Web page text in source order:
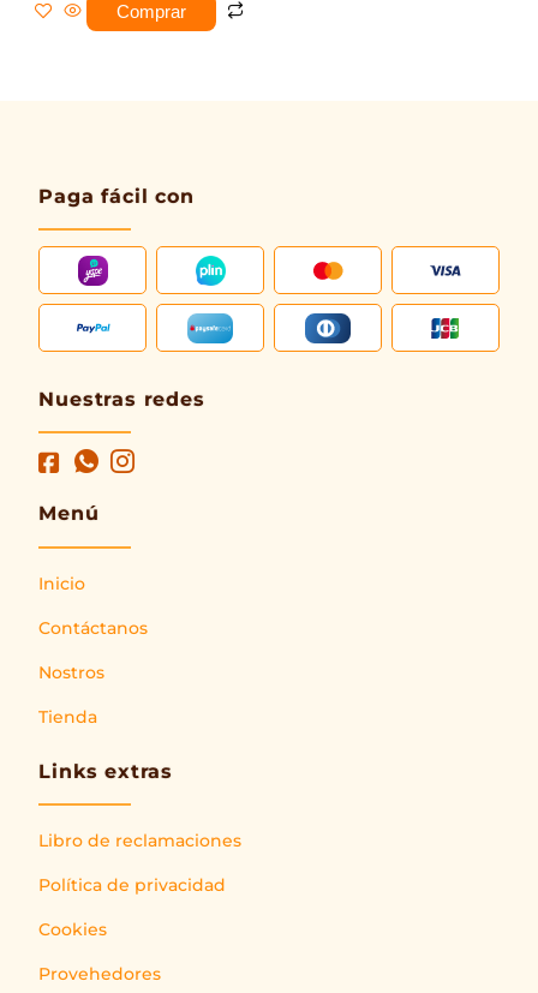
Comprar
Paga fácil con
Nuestras redes
Menú
Inicio
Contáctanos
Nostros
Tienda
Links extras
Libro de reclamaciones
Política de privacidad
Cookies
Provehedores